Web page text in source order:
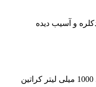
و آسیب دیده
1000 میلی لیتر شامپو قبل 1000 میلی لیتر کراتین